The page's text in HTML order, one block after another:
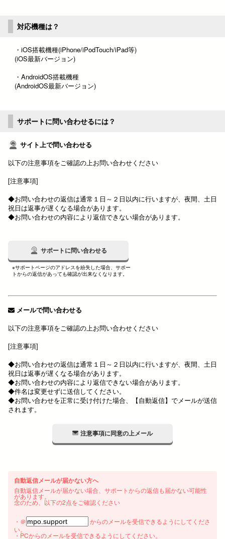
対応機種は？
・iOS搭載機種(iPhone/iPodTouch/iPad等)
(iOS最新バージョン)
・AndroidOS搭載機種
(AndroidOS最新バージョン)
サポートに問い合わせるには？
サイト上で問い合わせる
以下の注意事項をご確認の上お問い合わせください
[注意事項]
◆お問い合わせの返信は通常１日～２日以内に行いますが、夜間、土日
祝日は返事が遅くなる場合があります。
◆お問い合わせの内容により返信できない場合があります。
サポートに問い合わせる
※サポートページのアドレスを紛失した場合、サポー
トからの返信があっても確認が出来なくなります。
メールで問い合わせる
以下の注意事項をご確認の上お問い合わせください
[注意事項]
◆お問い合わせの返信は通常１日～２日以内に行いますが、夜間、土日
祝日は返事が遅くなる場合があります。
◆お問い合わせの内容により返信できない場合があります。
◆件名は変更せずに送信してください。
◆お問い合わせを正常に受け付けた場合、【自動返信】でメールが送信
されます。
注意事項に同意の上メール
自動返信メールが届かない方へ
自動返信メールが届かない場合、サポートからの返信も届かない可能性
があります。
念のため、以下の2点をご確認ください
・＠
からのメールを受信できるようにしてくださ
い。
・PCからのメールを受信できるようにしてください。